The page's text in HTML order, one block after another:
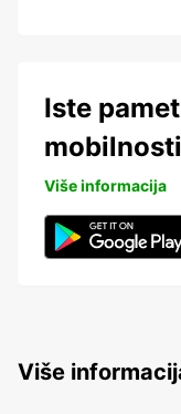
Iste
Više informacija
Više